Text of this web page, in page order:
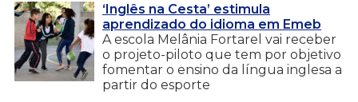
‘Inglês na Cesta’ estimula
aprendizado do idioma em Emeb
A escola Melânia Fortarel vai receber
o projeto-piloto que tem por objetivo
fomentar o ensino da língua inglesa a
partir do esporte